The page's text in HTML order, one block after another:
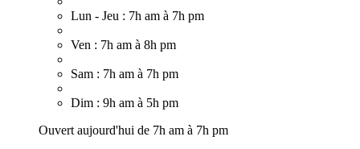
Lun - Jeu : 7h am à 7h pm
Ven : 7h am à 8h pm
Sam : 7h am à 7h pm
Dim : 9h am à 5h pm
Ouvert aujourd'hui de 7h am à 7h pm